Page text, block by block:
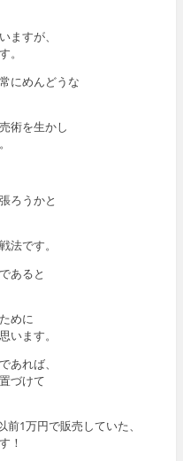
ますが、
。
にめんどうな
術を生かし
ろうかと
法です。
あると
めに
います。
あれば、
づけて
1万円で販売していた、
！